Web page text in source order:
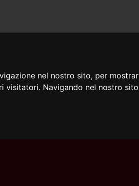
nel nostro sito, per
visitatori. Navigando nel nostro